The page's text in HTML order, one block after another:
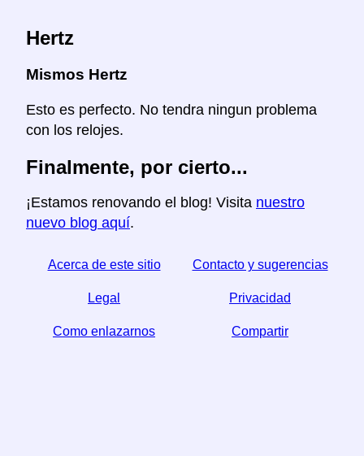
Hertz
Mismos Hertz
Esto es perfecto. No tendra ningun problema
con los relojes.
Finalmente, por cierto...
¡Estamos renovando el blog! Visita nuestro
nuevo blog aquí.
Acerca de este sitio Contacto y sugerencias
Legal Privacidad
Como enlazarnos Compartir